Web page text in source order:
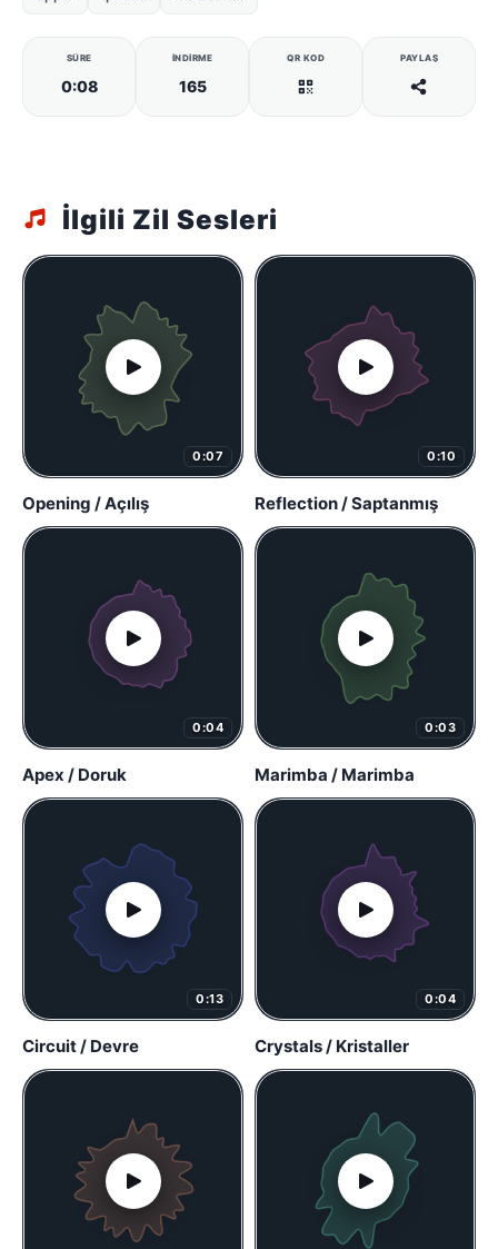
SÜRE
0:08
İNDIRME
165
QR KOD PAYLAŞ
İlgili Zil Sesleri
0:07
Opening / Açılış
0:10
Reflection / Saptanmış
0:04
Apex / Doruk
0:03
Marimba / Marimba
0:13
Circuit / Devre
0:04
Crystals / Kristaller